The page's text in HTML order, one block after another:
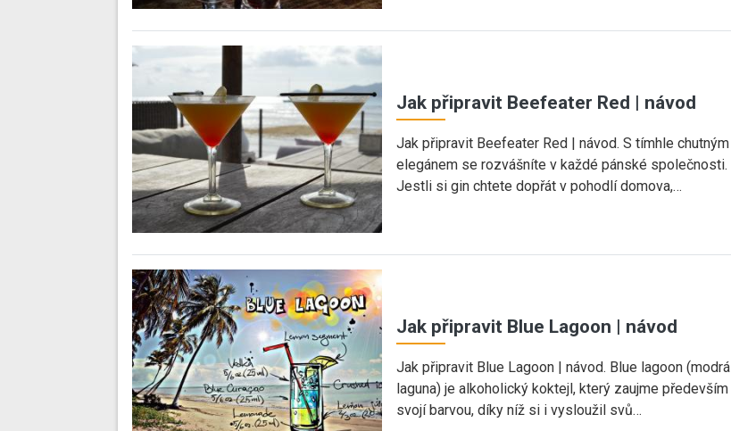
Jak připravit Beefeater Red | návod
Jak připravit Beefeater Red | návod. S tímhle chutným
elegánem se rozvášníte v každé pánské společnosti.
Jestli si gin chtete dopřát v pohodlí domova,…
Jak připravit Blue Lagoon | návod
Jak připravit Blue Lagoon | návod. Blue lagoon (modrá
laguna) je alkoholický koktejl, který zaujme především
svojí barvou, díky níž si i vysloužil svů…